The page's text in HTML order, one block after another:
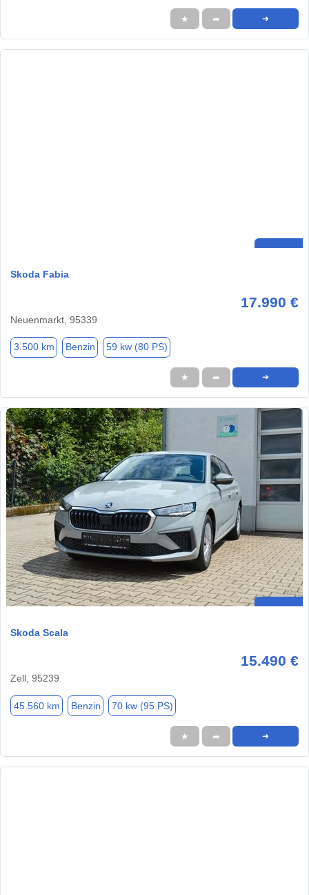
★ ➦ ➜
Skoda Fabia
17.990 €
Neuenmarkt, 95339
3.500 km Benzin 59 kw (80 PS)
★ ➦ ➜
Skoda Scala
15.490 €
Zell, 95239
45.560 km Benzin 70 kw (95 PS)
★ ➦ ➜